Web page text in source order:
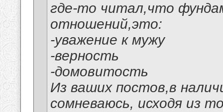
где-то читал,что
отношений,это:
-уважение к мужу
-верность
-домовитость
Из ваших постов,в
сомневаюсь, исходя из